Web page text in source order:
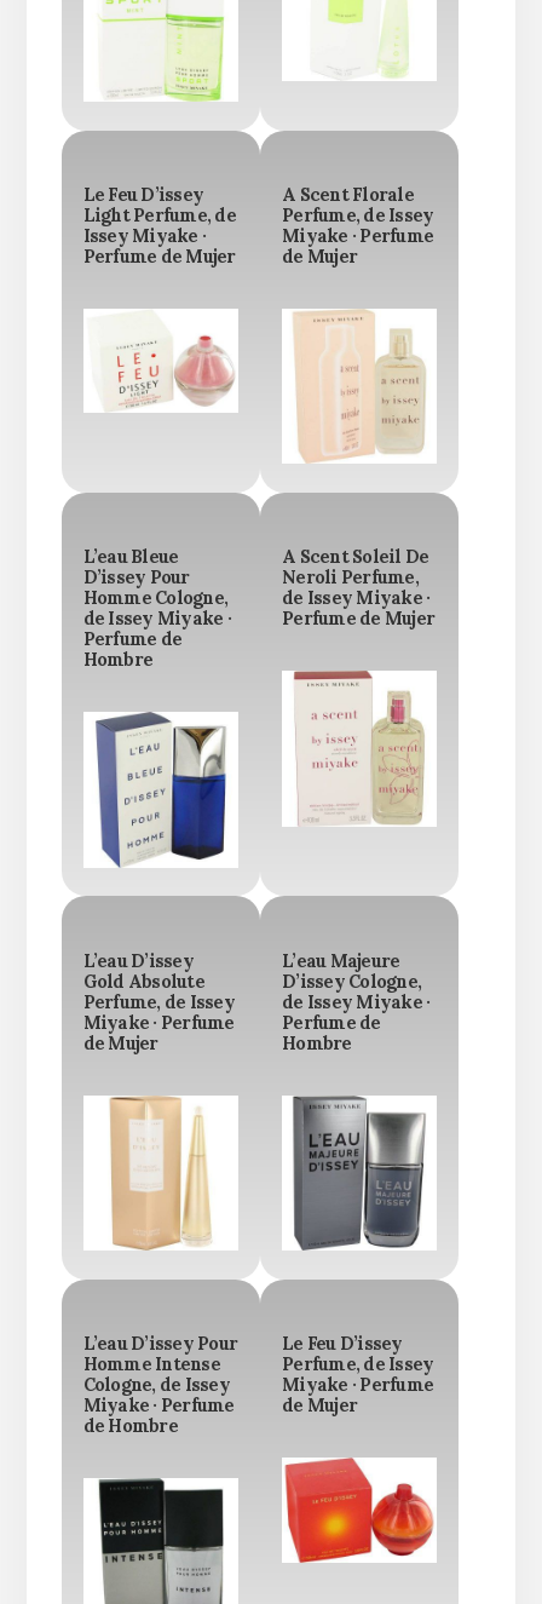
Le Feu D’issey
Light Perfume, de
Issey Miyake ·
Perfume de Mujer
A Scent Florale
Perfume, de Issey
Miyake · Perfume
de Mujer
L’eau Bleue
D’issey Pour
Homme Cologne,
de Issey Miyake ·
Perfume de
Hombre
A Scent Soleil De
Neroli Perfume,
de Issey Miyake ·
Perfume de Mujer
L’eau D’issey
Gold Absolute
Perfume, de Issey
Miyake · Perfume
de Mujer
L’eau Majeure
D’issey Cologne,
de Issey Miyake ·
Perfume de
Hombre
L’eau D’issey Pour
Homme Intense
Cologne, de Issey
Miyake · Perfume
de Hombre
Le Feu D’issey
Perfume, de Issey
Miyake · Perfume
de Mujer